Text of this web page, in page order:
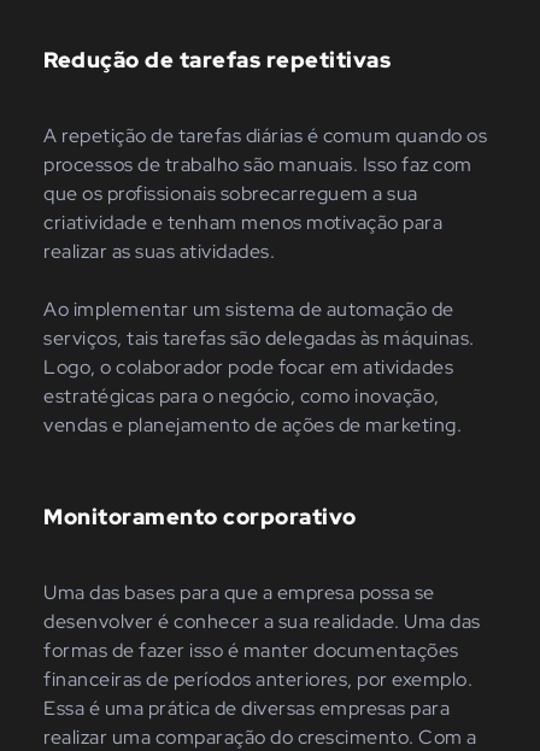
Redução de tarefas repetitivas
A repetição de tarefas diárias é comum quando os
processos de trabalho são manuais. Isso faz com
que os profissionais sobrecarreguem a sua
criatividade e tenham menos motivação para
realizar as suas atividades.
Ao implementar um sistema de automação de
serviços, tais tarefas são delegadas às máquinas.
Logo, o colaborador pode focar em atividades
estratégicas para o negócio, como inovação,
vendas e planejamento de ações de marketing.
Monitoramento corporativo
Uma das bases para que a empresa possa se
desenvolver é conhecer a sua realidade. Uma das
formas de fazer isso é manter documentações
financeiras de períodos anteriores, por exemplo.
Essa é uma prática de diversas empresas para
realizar uma comparação do crescimento. Com a